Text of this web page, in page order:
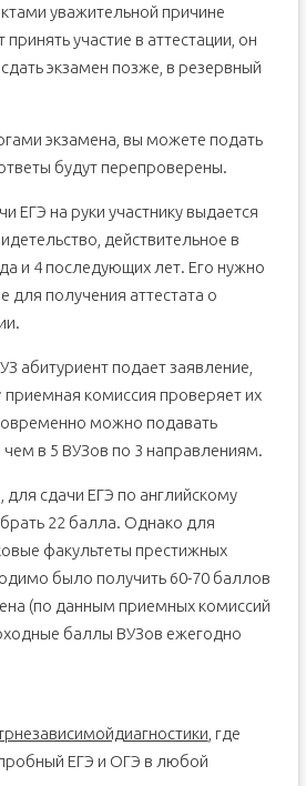
уважительной причине
участие в аттестации, он
экзамен позже, в резервный
экзамена, вы можете подать
будут перепроверены.
ЕГЭ на руки участнику выдается
действительное в
и 4 последующих лет. Его нужно
для получения аттестата о
абитуриент подает заявление,
комиссия проверяет их
можно подавать
в 5 ВУЗов по 3 направлениям.
для сдачи ЕГЭ по английскому
22 балла. Однако для
факультеты престижных
было получить 60-70 баллов
(по данным приемных комиссий
баллы ВУЗов ежегодно
, где
ЕГЭ и ОГЭ в любой